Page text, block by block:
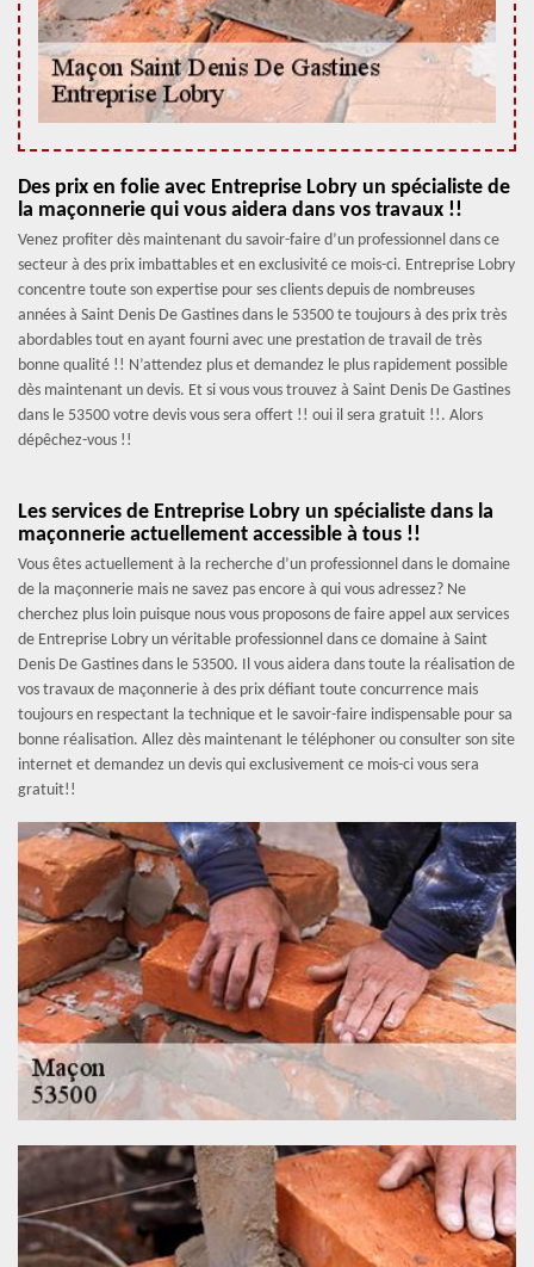
Des prix en folie avec Entreprise Lobry un spécialiste de
la maçonnerie qui vous aidera dans vos travaux !!
Venez profiter dès maintenant du savoir-faire d’un professionnel dans ce
secteur à des prix imbattables et en exclusivité ce mois-ci. Entreprise Lobry
concentre toute son expertise pour ses clients depuis de nombreuses
années à Saint Denis De Gastines dans le 53500 te toujours à des prix très
abordables tout en ayant fourni avec une prestation de travail de très
bonne qualité !! N’attendez plus et demandez le plus rapidement possible
dès maintenant un devis. Et si vous vous trouvez à Saint Denis De Gastines
dans le 53500 votre devis vous sera offert !! oui il sera gratuit !!. Alors
dépêchez-vous !!
Les services de Entreprise Lobry un spécialiste dans la
maçonnerie actuellement accessible à tous !!
Vous êtes actuellement à la recherche d’un professionnel dans le domaine
de la maçonnerie mais ne savez pas encore à qui vous adressez? Ne
cherchez plus loin puisque nous vous proposons de faire appel aux services
de Entreprise Lobry un véritable professionnel dans ce domaine à Saint
Denis De Gastines dans le 53500. Il vous aidera dans toute la réalisation de
vos travaux de maçonnerie à des prix défiant toute concurrence mais
toujours en respectant la technique et le savoir-faire indispensable pour sa
bonne réalisation. Allez dès maintenant le téléphoner ou consulter son site
internet et demandez un devis qui exclusivement ce mois-ci vous sera
gratuit!!